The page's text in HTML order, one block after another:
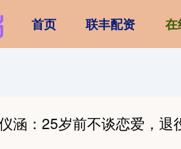
首页 联丰配资 在
涵：25岁前不谈恋爱，